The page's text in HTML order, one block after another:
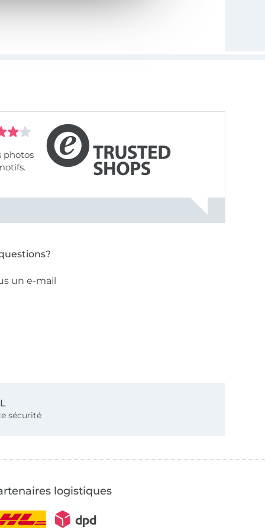
photos
un e-mail
sécurité
logistiques